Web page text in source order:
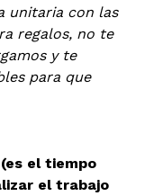
unitaria con las
regalos, no te
y te
para que
el tiempo
el trabajo